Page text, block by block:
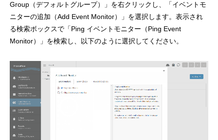
Group（デフォルトグループ）」を右クリックし、「イベントモ
ニターの追加（Add Event Monitor）」を選択します。表示され
る検索ボックスで「Ping イベントモニター（Ping Event
Monitor）」を検索し、以下のように選択してください。